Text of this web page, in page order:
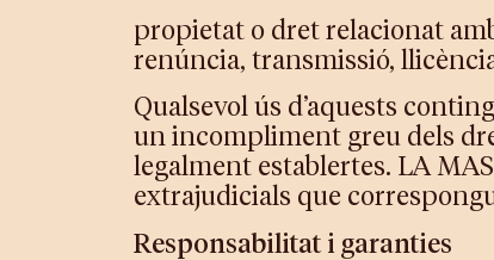
propietat o dret relacionat
renúncia, transmissió,
Qualsevol ús d’aquests
un incompliment greu dels
legalment establertes. LA
extrajudicials que
Responsabilitat i garanties